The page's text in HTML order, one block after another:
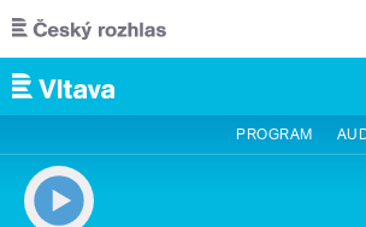
Přejít k hlavnímu obsahu
PROGRAM